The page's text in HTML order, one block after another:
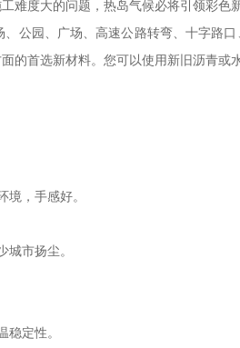
难度大的问题，热岛气候必将引领彩色新
公园、广场、高速公路转弯、十字路
的首选新材料。您可以使用新旧沥青或水
，手感好。
市扬尘。
定性。